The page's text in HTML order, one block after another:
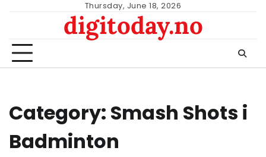
Thursday, June 18, 2026
digitoday.no
Category: Smash Shots i
Badminton